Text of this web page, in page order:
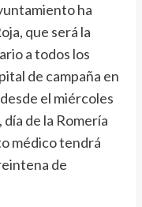
ha
que será la
a todos los
de campaña en
el miércoles
de la Romería
médico tendrá
de